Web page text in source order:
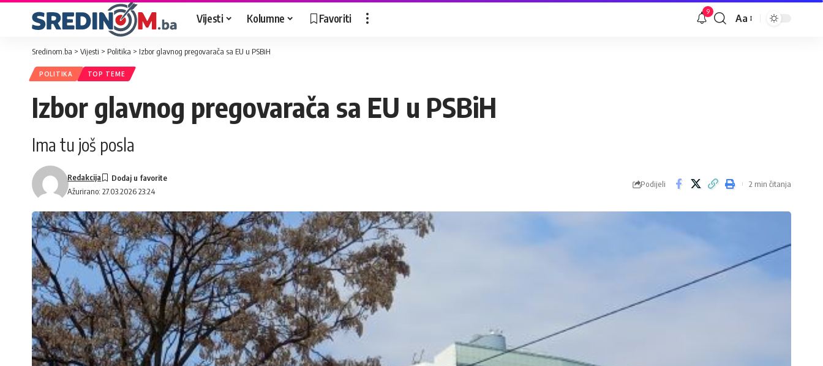
Vijesti Kolumne Favoriti 9
Veličina
Aa
Sredinom.ba > Vijesti > Politika > Izbor glavnog pregovarača sa EU u PSBiH
POLITIKA TOP TEME
Izbor glavnog pregovarača sa EU u PSBiH
Ima tu još posla
Ažurirano: 27.03.2026 23:24
Redakcija
Podijeli 2 min čitanja